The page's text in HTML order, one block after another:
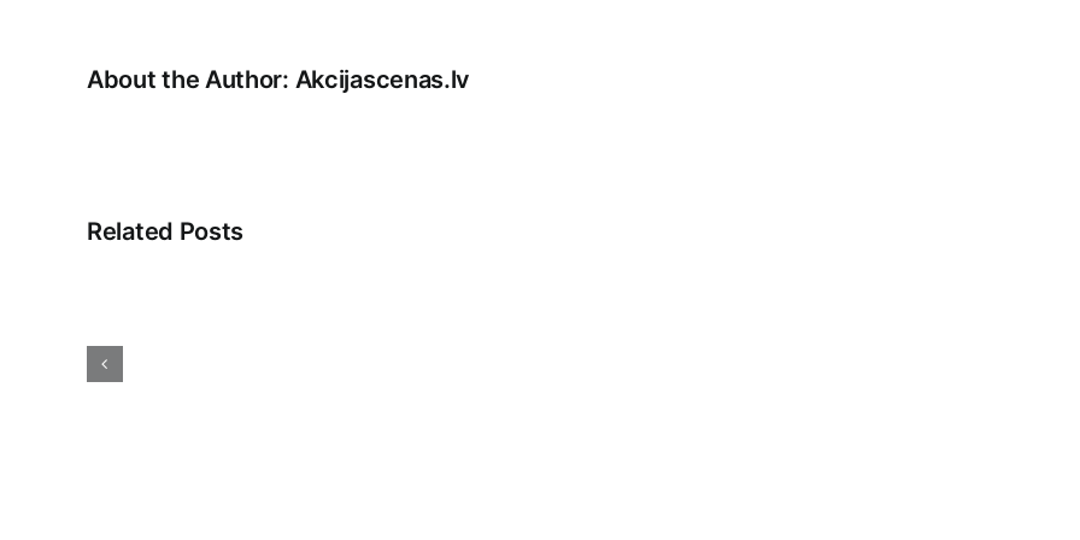
About the Author: Akcijascenas.lv
Related Posts